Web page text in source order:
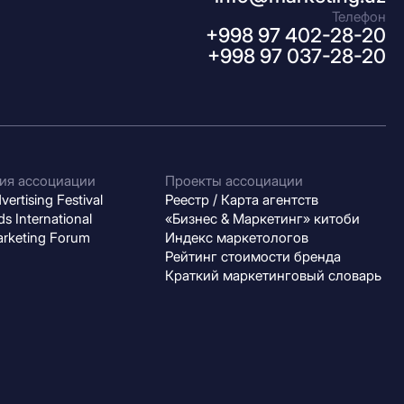
Телефон
+998 97 402-28-20
+998 97 037-28-20
ассоциации
Festival
International
Forum
Проекты ассоциации
Реестр / Карта агентств
«Бизнес & Маркетинг» китоби
Индекс маркетологов
Рейтинг стоимости бренда
Краткий маркетинговый словарь